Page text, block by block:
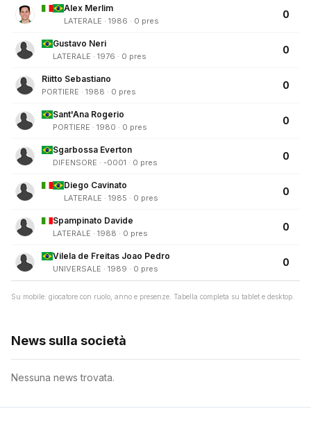
Alex Merlim
LATERALE · 1986 · 0 pres
0
Gustavo Neri
LATERALE · 1976 · 0 pres
0
Riitto Sebastiano
PORTIERE · 1988 · 0 pres
0
Sant'Ana Rogerio
PORTIERE · 1980 · 0 pres
0
Sgarbossa Everton
DIFENSORE · -0001 · 0 pres
0
Diego Cavinato
LATERALE · 1985 · 0 pres
0
Spampinato Davide
LATERALE · 1988 · 0 pres
0
Vilela de Freitas Joao Pedro
UNIVERSALE · 1989 · 0 pres
0
Su mobile: giocatore con ruolo, anno e presenze. Tabella completa su tablet e desktop.
News sulla società
Nessuna news trovata.